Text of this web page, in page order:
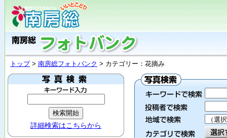
トップ> 南房総フォトバンク > カテゴリー：花摘み
詳細検索はこちらから